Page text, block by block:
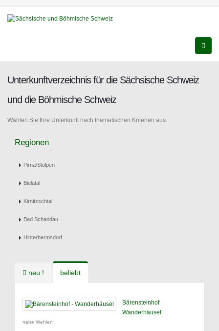
Unterkunftverzeichnis für die Sächsische Schweiz
und die Böhmische Schweiz
Wählen Sie Ihre Unterkunft nach thematischen Kriterien aus.
Regionen
Pirna/Stolpen
Bielatal
Kirnitzschtal
Bad Schandau
Hinterhermsdorf
neu ! beliebt
Bärensteinhof
Wanderhäusel
nahe Wehlen